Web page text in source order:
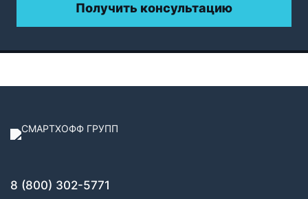
Получить консультацию
8 (800) 302-5771